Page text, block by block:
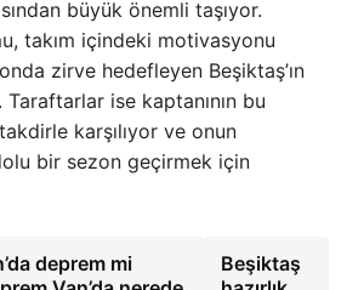
büyük önemli taşıyor.
takım içindeki motivasyonu
zirve hedefleyen Beşiktaş’ın
ise kaptanının bu
karşılıyor ve onun
bir sezon geçirmek için
deprem mi
Beşiktaş